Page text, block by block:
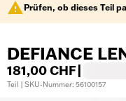
Prüfen, ob dieses Teil
DEFIANCE
181,00 CHF
Teil | SKU-Nummer: 56100157